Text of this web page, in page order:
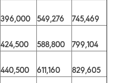
396,000 549,276
745,469
424,500 588,800
799,104
440,500 611,160
829,605